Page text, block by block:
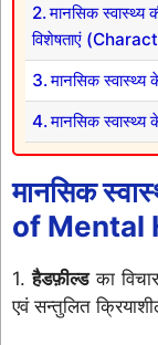
मानसिक स्वास्थ्य
विशेषताएं
मानसिक स्वास्थ्य
मानसिक
मानसिक
of Mental
1.हैडफ़ील्डका
एवं सन्तुलित